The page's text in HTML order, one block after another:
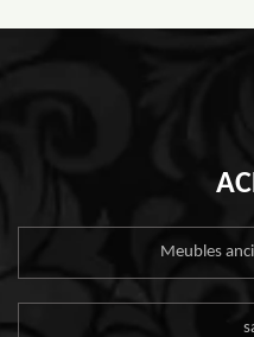
Meubles